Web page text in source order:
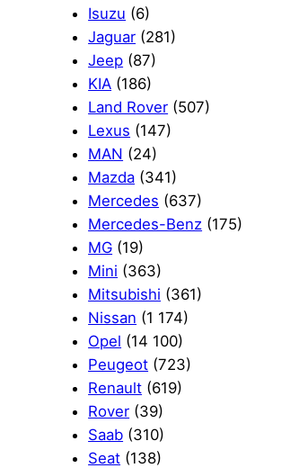
Isuzu (6)
Jaguar (281)
Jeep (87)
KIA (186)
Land Rover (507)
Lexus (147)
MAN (24)
Mazda (341)
Mercedes (637)
Mercedes-Benz (175)
MG (19)
Mini (363)
Mitsubishi (361)
Nissan (1 174)
Opel (14 100)
Peugeot (723)
Renault (619)
Rover (39)
Saab (310)
Seat (138)